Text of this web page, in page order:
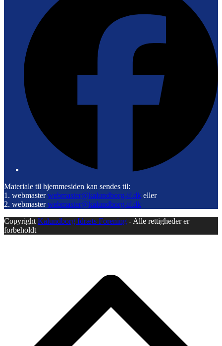
Materiale til hjemmesiden kan sendes til:
1. webmasterwebmaster@kalundborg-if.dk eller
2. webmasterwebmaster@kalundborg-if.dk
Copyright Kalundborg Idræts Forening - Alle rettigheder er
forbeholdt